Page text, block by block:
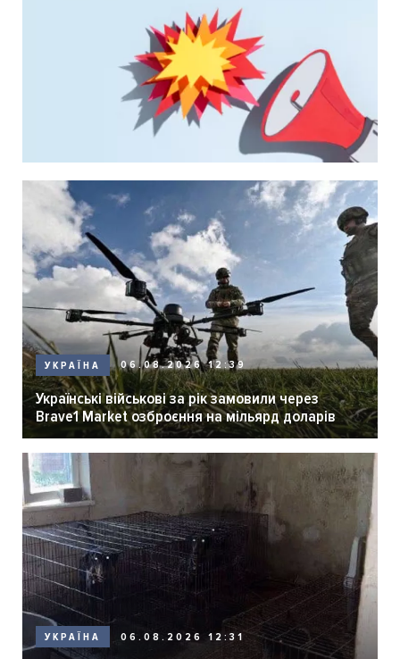
УКРАЇНА 06.08.2026 12:39
Українські військові за рік замовили через
Brave1 Market озброєння на мільярд доларів
УКРАЇНА 06.08.2026 12:31